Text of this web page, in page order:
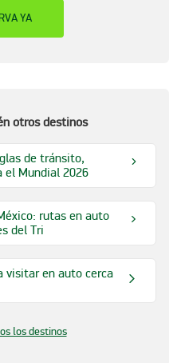
YA
otros destinos
de tránsito,
el Mundial 2026
rutas en auto
del Tri
visitar en auto cerca
los destinos